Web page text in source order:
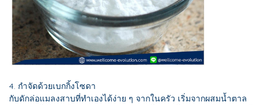
4. กำจัดด้วยเบกกิ้งโซดา
กับดักล่อแมลงสาบที่ทำเองได้ง่าย ๆ จากในครัว เริ่มจากผสมน้ำตาล